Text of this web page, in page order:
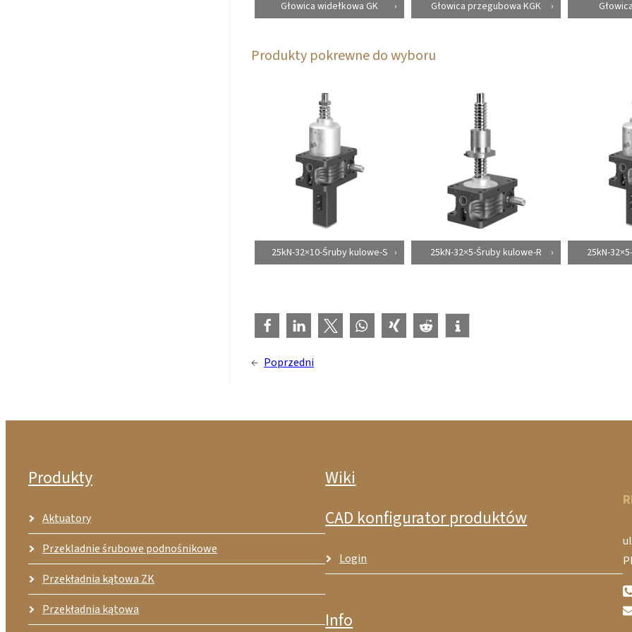
Głowica widełkowa GK Głowica przegubowa KGK
Produkty pokrewne do wyboru
25kN-32×10-Śruby kulowe-S 25kN-32×5-Śruby kulowe-R 25kN-
← Poprzedni
Produkty
Aktuatory
Przekladnie śrubowe podnośnikowe
Przekładnia kątowa ZK
Przekładnia kątowa
Wiki
CAD konfigurator produktów
Login
Info